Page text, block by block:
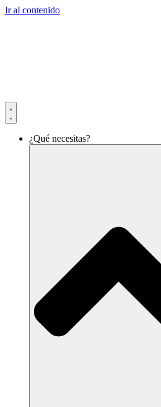
Ir al contenido
¿Qué necesitas?